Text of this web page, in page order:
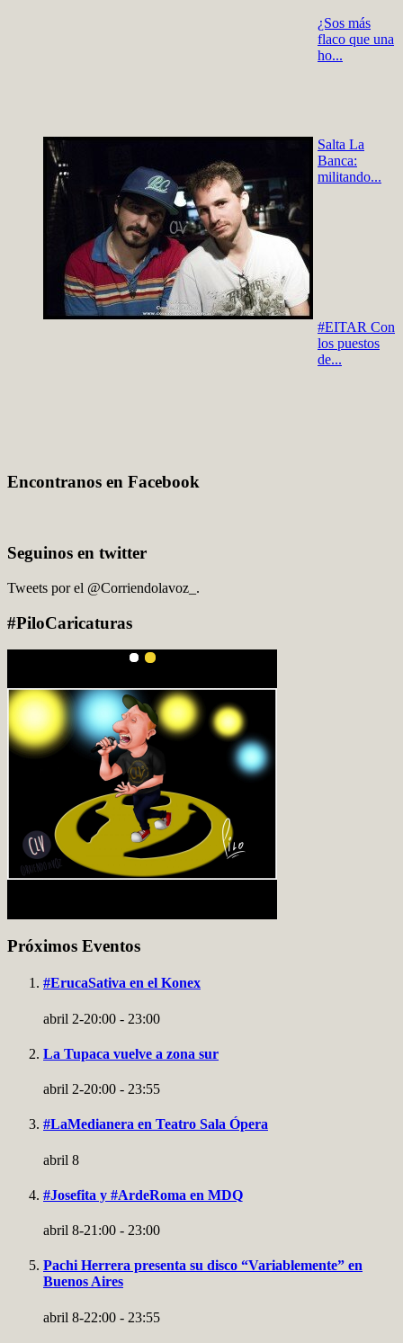
¿Sos más
flaco que una
ho...
Salta La
Banca:
militando...
#EITAR Con
los puestos
de...
Encontranos en Facebook
Seguinos en twitter
Tweets por el @Corriendolavoz_.
#PiloCaricaturas
Próximos Eventos
#ErucaSativa en el Konex
abril 2-20:00 - 23:00
La Tupaca vuelve a zona sur
abril 2-20:00 - 23:55
#LaMedianera en Teatro Sala Ópera
abril 8
#Josefita y #ArdeRoma en MDQ
abril 8-21:00 - 23:00
Pachi Herrera presenta su disco “Variablemente” en
Buenos Aires
abril 8-22:00 - 23:55